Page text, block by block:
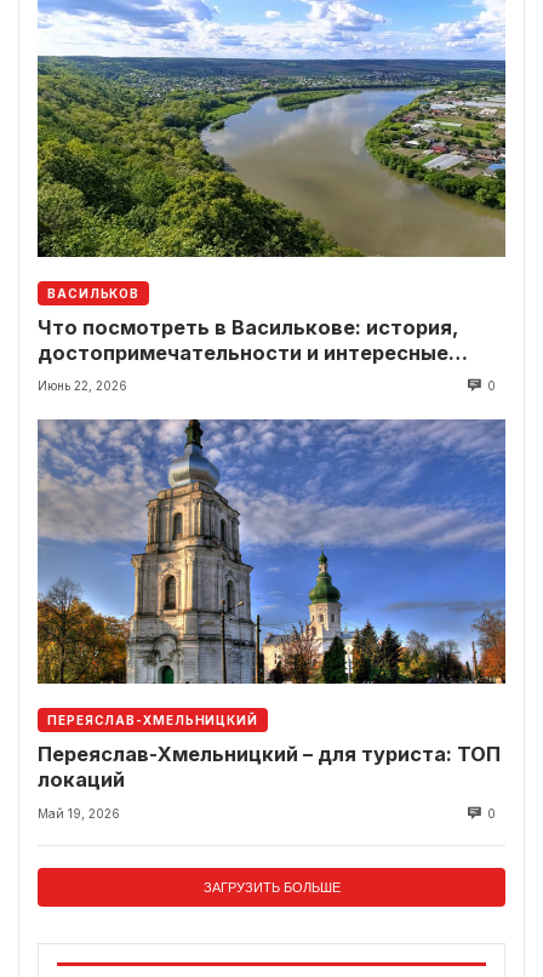
ВАСИЛЬКОВ
Что посмотреть в Василькове: история,
достопримечательности и интересные
локации рядом
Июнь 22, 2026 0
ПЕРЕЯСЛАВ-ХМЕЛЬНИЦКИЙ
Переяслав-Хмельницкий – для туриста: ТОП
локаций
Май 19, 2026 0
ЗАГРУЗИТЬ БОЛЬШЕ